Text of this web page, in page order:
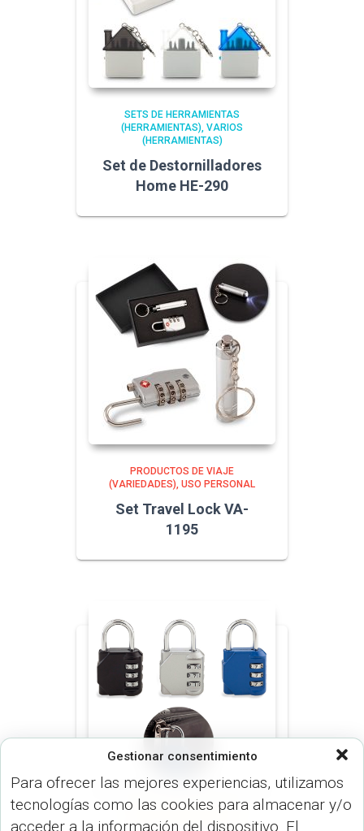
Gestionar consentimiento
Para ofrecer las mejores experiencias, utilizamos
tecnologías como las cookies para almacenar y/o
acceder a la información del dispositivo. El
SETS DE HERRAMIENTAS
(HERRAMIENTAS) VARIOS
(HERRAMIENTAS)
Set de Destornilladores
Home HE-290
PRODUCTOS DE VIAJE
(VARIEDADES) USO PERSONAL
Set Travel Lock VA-
1195
VARIOS (HERRAMIENTAS)